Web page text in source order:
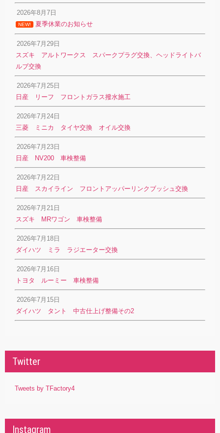
2026年8月7日
NEW! 夏季休業のお知らせ
2026年7月29日
スズキ アルトワークス スパークプラグ交換、ヘッドライトバ
ルブ交換
2026年7月25日
日産 リーフ フロントガラス撥水施工
2026年7月24日
三菱 ミニカ タイヤ交換 オイル交換
2026年7月23日
日産 NV200 車検整備
2026年7月22日
日産 スカイライン フロントアッパーリンクブッシュ交換
2026年7月21日
スズキ MRワゴン 車検整備
2026年7月18日
ダイハツ ミラ ラジエーター交換
2026年7月16日
トヨタ ルーミー 車検整備
2026年7月15日
ダイハツ タント 中古仕上げ整備その2
Twitter
Tweets by TFactory4
Instagram